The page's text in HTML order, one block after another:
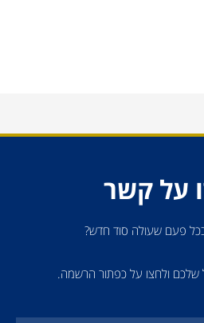
על קשר
בכל פעם שעולה סוד חדש?
שלכם ולחצו על כפתור הרשמה.